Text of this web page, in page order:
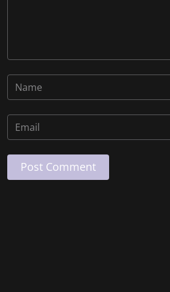
Post Comment